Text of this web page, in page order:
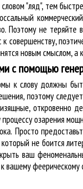
"ляд", тем
Поэтому не
совершенству,
новым смыслом, а
с помощью
к слову должны
поэтому
откровенно
озарения
Просто
который не боится
ваш
феерическому